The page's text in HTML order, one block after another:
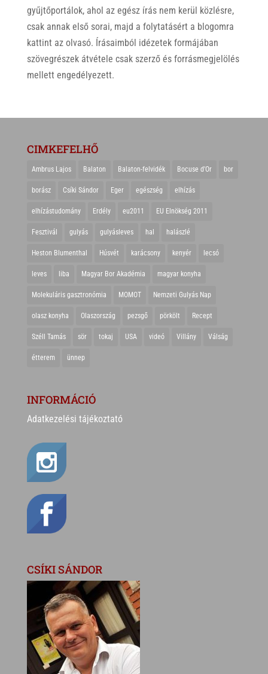
gyűjtőportálok, ahol az egész írás nem kerül közlésre,
csak annak első sorai, majd a folytatásért a blogomra
kattint az olvasó. Írásaimból idézetek formájában
szövegrészek átvétele csak szerző és forrásmegjelölés
mellett engedélyezett.
CIMKEFELHŐ
Ambrus Lajos Balaton Balaton-felvidék Bocuse d'Or bor
borász Csíki Sándor Eger egészség elhízás
elhízástudomány Erdély eu2011 EU Elnökség 2011
Fesztivál gulyás gulyásleves hal halászlé
Heston Blumenthal Húsvét karácsony kenyér lecsó
leves liba Magyar Bor Akadémia magyar konyha
Molekuláris gasztronómia MOMOT Nemzeti Gulyás Nap
olasz konyha Olaszország pezsgő pörkölt Recept
Széll Tamás sör tokaj USA videó Villány Válság
étterem ünnep
INFORMÁCIÓ
Adatkezelési tájékoztató
CSÍKI SÁNDOR